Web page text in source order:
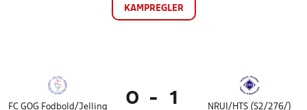
KAMPREGLER
FC GOG Fodbold/Jelling
0 - 1 NRUI/HTS (S2/276/)